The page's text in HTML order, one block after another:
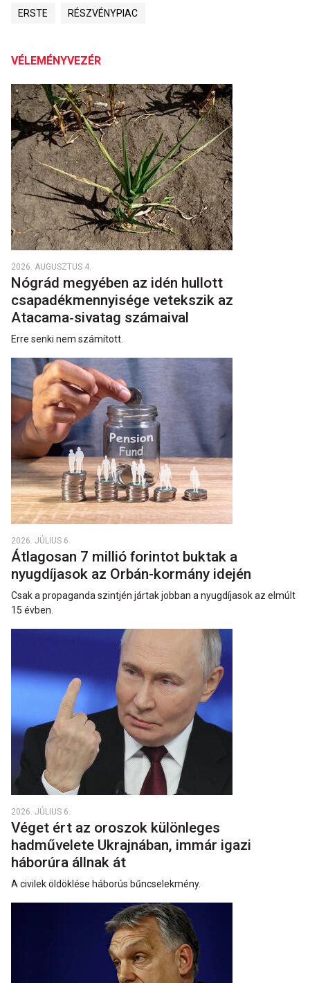
ERSTE RÉSZVÉNYPIAC
VÉLEMÉNYVEZÉR
2026. AUGUSZTUS 4.
Nógrád megyében az idén hullott
csapadékmennyisége vetekszik az
Atacama‑sivatag számaival
Erre senki nem számított.
2026. JÚLIUS 6.
Átlagosan 7 millió forintot buktak a
nyugdíjasok az Orbán-kormány idején
Csak a propaganda szintjén jártak jobban a nyugdíjasok az elmúlt
15 évben.
2026. JÚLIUS 6.
Véget ért az oroszok különleges
hadművelete Ukrajnában, immár igazi
háborúra állnak át
A civilek öldöklése háborús bűncselekmény.